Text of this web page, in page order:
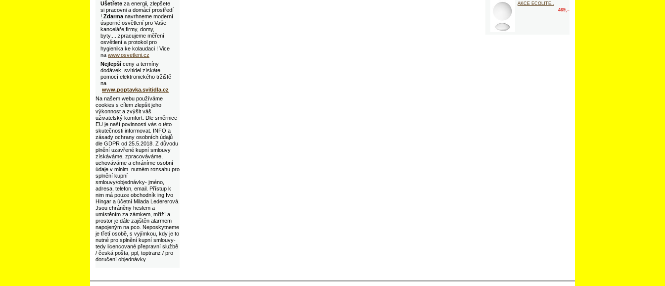
AKCE ECOLITE..
469,–
Ušetřete za energii, zlepšete
si pracovni a domácí prostředí
! Zdarma navrhneme moderní
úsporné osvětlení pro Vaše
kanceláře,firmy, domy,
byty....,zpracujeme měření
osvětlení a protokol pro
hygienika ke kolaudaci ! Vice
na www.osvetleni.cz
Nejlepší ceny a termíny
dodávek svítidel získáte
pomocí elektronického tržiště
na
www.poptavka.svitidla.cz
Na našem webu používáme
cookies s cílem zlepšit jeho
výkonnost a zvýšit váš
uživatelský komfort. Dle směrnice
EU je naší povinností vás o této
skutečnosti informovat. INFO a
zásady ochrany osobních údajů
dle GDPR od 25.5.2018. Z důvodu
plnění uzavřené kupní smlouvy
získáváme, zpracováváme,
uchováváme a chráníme osobní
údaje v minim. nutném rozsahu pro
splnění kupní
smlouvy/objednávky- jméno,
adresa, telefon, email. Přístup k
nim má pouze obchodník ing Ivo
Hingar a účetní Milada Ledererová.
Jsou chráněny heslem a
umístěním za zámkem, mříží a
prostor je dále zajištěn alarmem
napojeným na pco. Neposkytneme
je třetí osobě, s vyjímkou, kdy je to
nutné pro splnění kupní smlouvy-
tedy licencované přepravní službě
/ česká pošta, ppl, toptranz / pro
doručení objednávky.